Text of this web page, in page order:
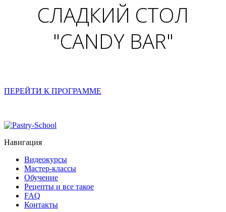
СЛАДКИЙ СТОЛ
"CANDY BAR"
ПЕРЕЙТИ К ПРОГРАММЕ
Навигация
Видеокурсы
Мастер-классы
Обучение
Рецепты и все такое
FAQ
Контакты